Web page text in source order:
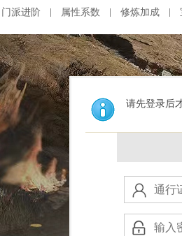
门派进阶 属性系数 修炼加成
请先登录后